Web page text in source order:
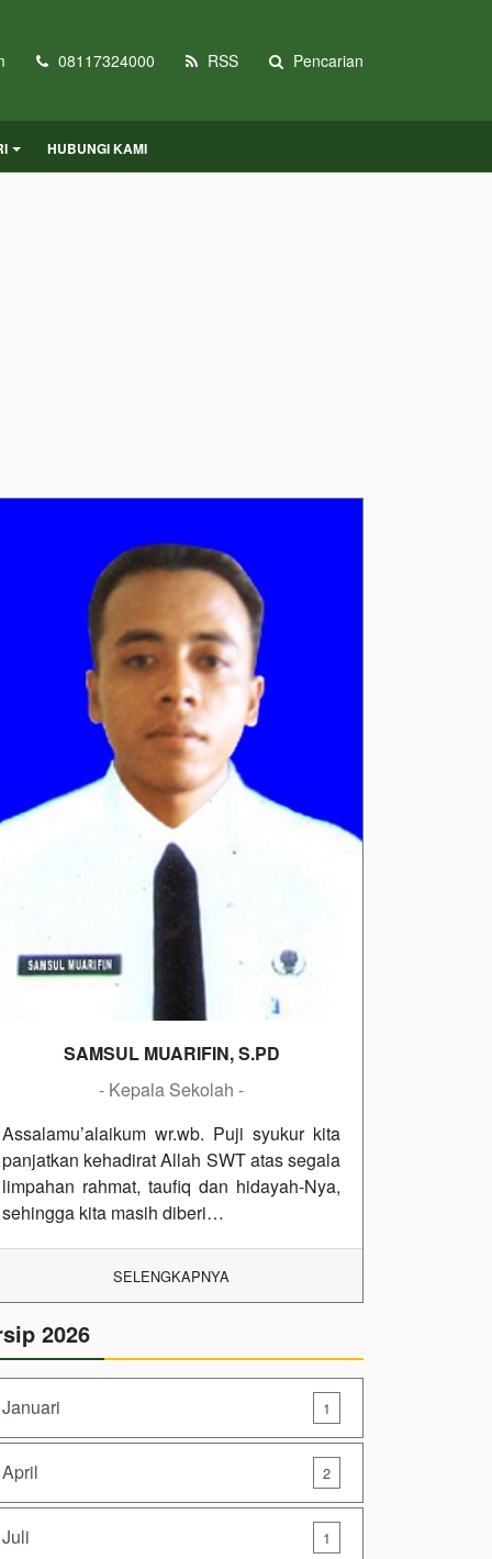
08117324000 RSS Pencarian
HUBUNGI KAMI
SAMSUL MUARIFIN, S.PD
- Kepala Sekolah -
Assalamu’alaikum wr.wb. Puji syukur kita
panjatkan kehadirat Allah SWT atas segala
limpahan rahmat, taufiq dan hidayah-Nya,
sehingga kita masih diberi…
SELENGKAPNYA
2026
Januari 1
April 2
Juli 1